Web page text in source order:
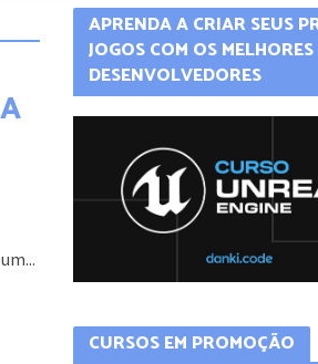
APRENDA A CRIAR SEUS
JOGOS COM OS MELHORES
DESENVOLVEDORES
CURSOS EM PROMOÇÃO